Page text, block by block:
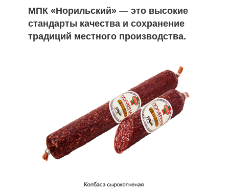
МПК «Норильский» — это высокие
стандарты качества и сохранение
традиций местного производства.